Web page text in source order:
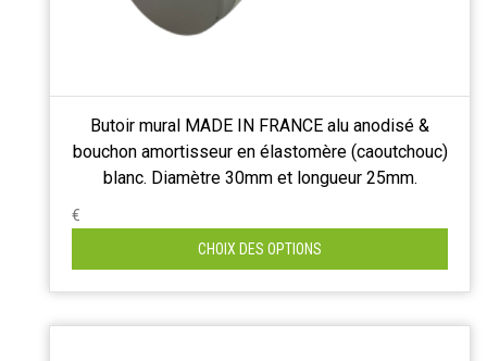
Butoir mural MADE IN FRANCE alu anodisé &
bouchon amortisseur en élastomère (caoutchouc)
blanc. Diamètre 30mm et longueur 25mm.
€
CHOIX DES OPTIONS